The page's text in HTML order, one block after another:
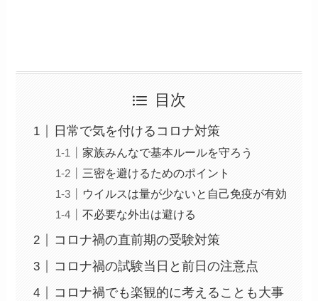
目次
日常で気を付けるコロナ対策
家族みんなで基本ルールを守ろう
三密を避けるためのポイント
ウイルスは量が少ないと自己免疫が有効
不必要な外出は避ける
コロナ禍の直前期の受験対策
コロナ禍の試験当日と前日の注意点
コロナ禍でも楽観的に考えることも大事